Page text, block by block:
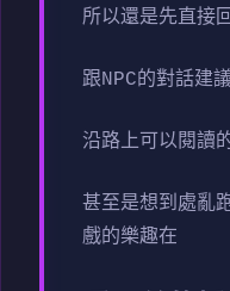
所以還是先直接
跟NPC的對話建
沿路上可以閱讀
甚至是想到處亂
戲的樂趣在